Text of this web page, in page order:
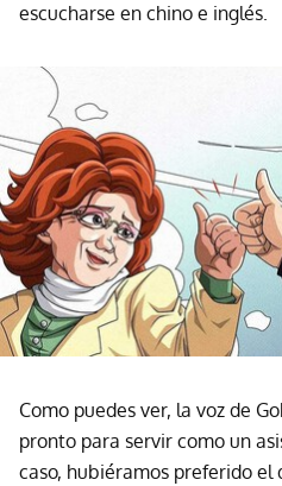
escucharse en chino e inglés.
Como puedes ver, la voz de
pronto para servir como un
caso, hubiéramos preferido el